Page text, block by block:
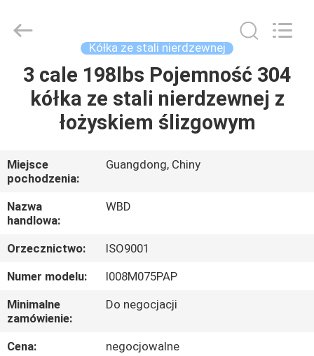
DOM
PRODUKTY
FILMY
O
NAS
WYCIECZKA
PO
FABRYCE
Metal
Reserved.
Kółka ze stali nierdzewnej
3 cale 198lbs Pojemność 304
kółka ze stali nierdzewnej z
łożyskiem ślizgowym
Miejsce
pochodzenia:
Guangdong, Chiny
Nazwa
handlowa:
WBD
Orzecznictwo:
ISO9001
Numer modelu:
I008M075PAP
Minimalne
zamówienie:
Do negocjacji
Cena:
negocjowalne